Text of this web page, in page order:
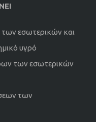
εσωτερικών και
υγρό
των εσωτερικών
των